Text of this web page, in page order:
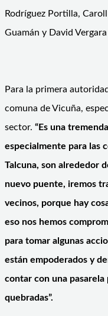
Rodríguez Portilla,
Guamán y David
Para la primera
comuna de Vicuña,
sector. “Es una
especialmente para las
Talcuna, son alrededor
nuevo puente, iremos
vecinos, porque hay
eso nos hemos
para tomar algunas
están empoderados y
contar con una pasarela
quebradas”.